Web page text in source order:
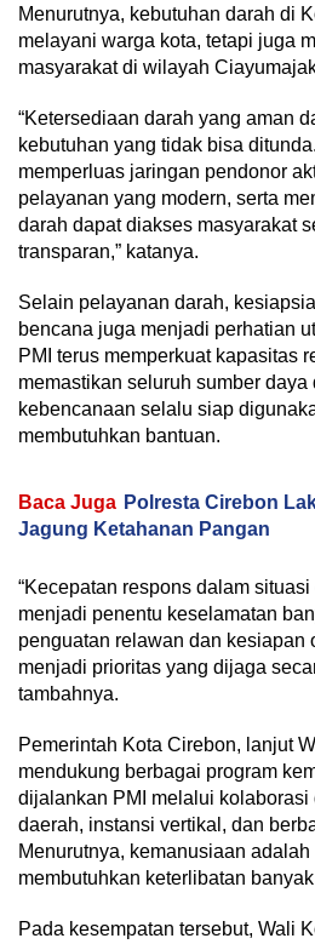
Menurutnya, kebutuhan darah di
melayani warga kota, tetapi juga
masyarakat di wilayah
“Ketersediaan darah yang aman
kebutuhan yang tidak bisa
memperluas jaringan pendonor
pelayanan yang modern, serta
darah dapat diakses masyarakat
transparan,” katanya.
Selain pelayanan darah,
bencana juga menjadi perhatian
PMI terus memperkuat kapasitas
memastikan seluruh sumber daya
kebencanaan selalu siap
membutuhkan bantuan.
Baca Juga Polresta Cirebon
Jagung Ketahanan Pangan
“Kecepatan respons dalam
menjadi penentu keselamatan
penguatan relawan dan kesiapan
menjadi prioritas yang dijaga
tambahnya.
Pemerintah Kota Cirebon, lanjut
mendukung berbagai program
dijalankan PMI melalui kolaborasi
daerah, instansi vertikal, dan
Menurutnya, kemanusiaan
membutuhkan keterlibatan
Pada kesempatan tersebut, Wali